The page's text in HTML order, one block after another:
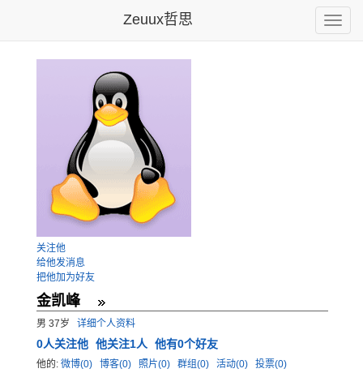
Toggle
Zeuux哲思
关注他
给他发消息
把他加为好友
金凯峰
男 37岁 详细个人资料
0人关注他 他关注1人 他有0个好友
他的: 微博(0) 博客(0) 照片(0) 群组(0) 活动(0)
投票(0)